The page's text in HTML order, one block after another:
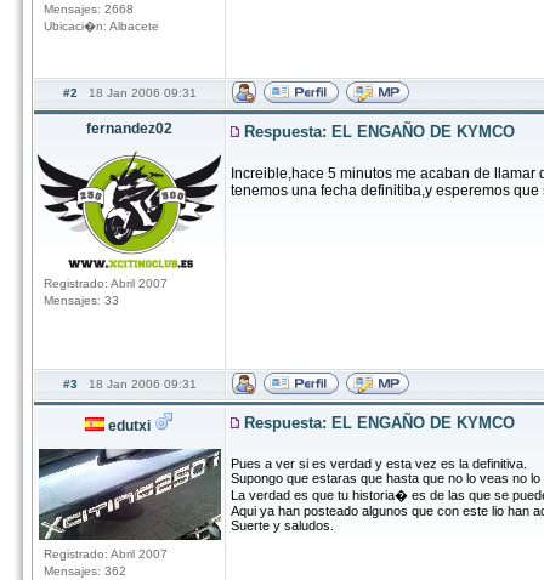
Mensajes: 2668
Ubicaci�n: Albacete
#2 18 Jan 2006 09:31
fernandez02
Registrado: Abril 2007
Mensajes: 33
Respuesta: EL ENGAÑO DE KYMCO
Increible,hace 5 minutos me acaban de
tenemos una fecha definitiba,y esperemos
#3 18 Jan 2006 09:31
edutxi
Registrado: Abril 2007
Mensajes: 362
Respuesta: EL ENGAÑO DE KYMCO
Pues a ver si es verdad y esta vez es la definitiva.
Supongo que estaras que hasta que no lo veas no
La verdad es que tu historia� es de las que se
Aqui ya han posteado algunos que con este lio han
Suerte y saludos.